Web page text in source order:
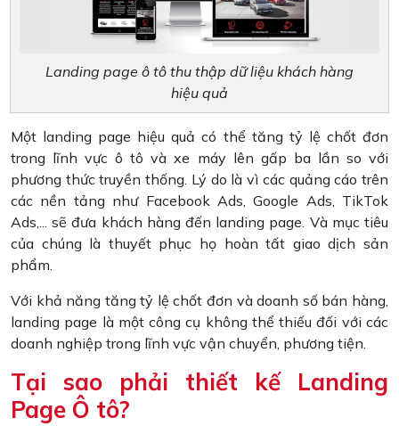
Landing page ô tô thu thập dữ liệu khách hàng
hiệu quả
Một landing page hiệu quả có thể tăng tỷ lệ chốt đơn
trong lĩnh vực ô tô và xe máy lên gấp ba lần so với
phương thức truyền thống. Lý do là vì các quảng cáo trên
các nền tảng như Facebook Ads, Google Ads, TikTok
Ads,... sẽ đưa khách hàng đến landing page. Và mục tiêu
của chúng là thuyết phục họ hoàn tất giao dịch sản
phẩm.
Với khả năng tăng tỷ lệ chốt đơn và doanh số bán hàng,
landing page là một công cụ không thể thiếu đối với các
doanh nghiệp trong lĩnh vực vận chuyển, phương tiện.
Tại sao phải thiết kế Landing
Page Ô tô?